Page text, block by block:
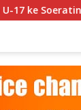
Titip